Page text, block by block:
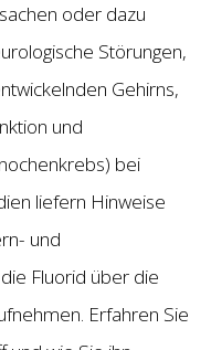
oder dazu
Störungen,
Gehirns,
und
bei
liefern Hinweise
und
Fluorid über die
Erfahren Sie